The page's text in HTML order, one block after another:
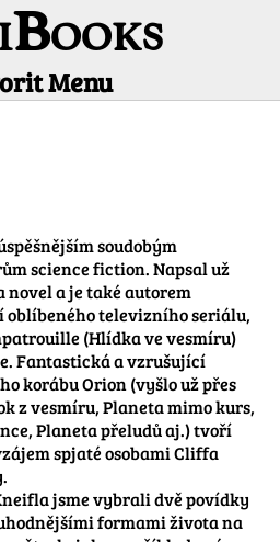
Menu
soudobým
science fiction. Napsal už
novel a je také autorem
oblíbeného televizního seriálu,
(Hlídka ve vesmíru)
Fantastická a vzrušující
korábu Orion (vyšlo už přes
z vesmíru, Planeta mimo kurs,
Planeta přeludů aj.) tvoří
spjaté osobami Cliffa
jsme vybrali dvě povídky
formami života na